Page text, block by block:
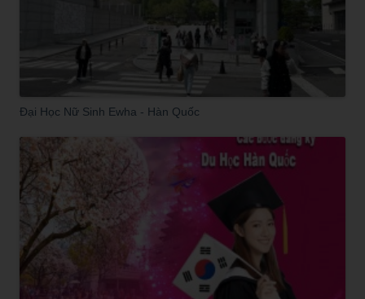
Đại Học Nữ Sinh Ewha - Hàn Quốc